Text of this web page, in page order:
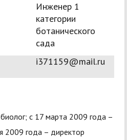
Инженер 1
категории
ботанического
сада
i371159@mail.ru
с 17 марта 2009 года –
2009 года – директор